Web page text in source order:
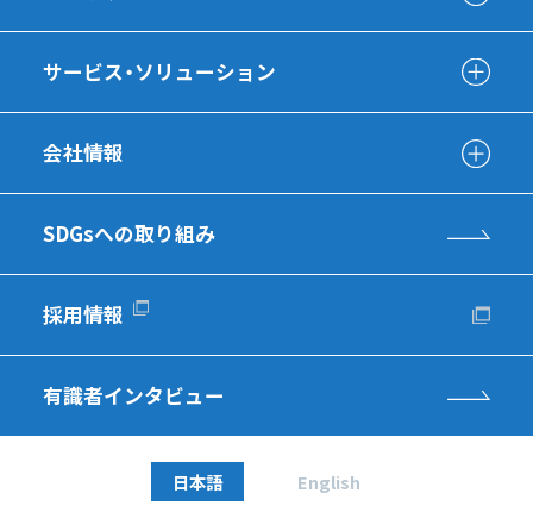
サービス・ソリューション
会社情報
SDGsへの取り組み
採用情報
有識者インタビュー
日本語 English